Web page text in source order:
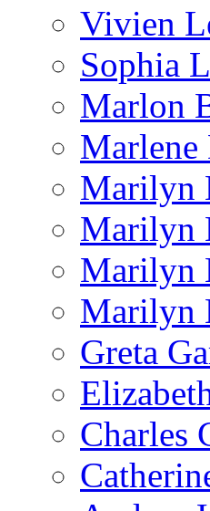
Vivien
Sophia
Marlon
Marilyn
Marilyn
Marilyn
Marilyn
Greta
Charles